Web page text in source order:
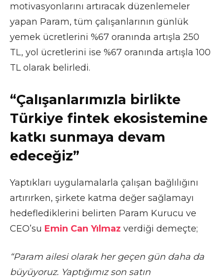
motivasyonlarını artıracak düzenlemeler
yapan Param, tüm çalışanlarının günlük
yemek ücretlerini %67 oranında artışla 250
TL, yol ücretlerini ise %67 oranında artışla 100
TL olarak belirledi.
“Çalışanlarımızla birlikte
Türkiye fintek ekosistemine
katkı sunmaya devam
edeceğiz”
Yaptıkları uygulamalarla çalışan bağlılığını
artırırken, şirkete katma değer sağlamayı
hedeflediklerini belirten Param Kurucu ve
CEO’su Emin Can Yılmaz verdiği demeçte;
“Param ailesi olarak her geçen gün daha da
büyüyoruz. Yaptığımız son satın